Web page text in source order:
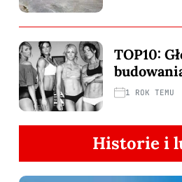
TOP10:
1 ROK TEMU
Historie i